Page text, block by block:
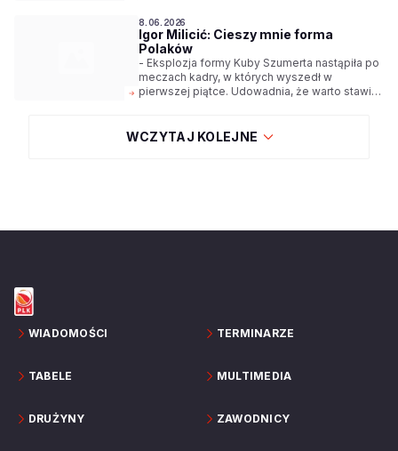
8.06.2026
Igor Milicić: Cieszy mnie forma
Polaków
- Eksplozja formy Kuby Szumerta nastąpiła po
meczach kadry, w których wyszedł w
pierwszej piątce. Udowadnia, że warto stawiać
mówi Igor Milicić, selekcjoner reprezentacji
WCZYTAJ KOLEJNE
WIADOMOŚCI TERMINARZE
TABELE MULTIMEDIA
DRUŻYNY ZAWODNICY